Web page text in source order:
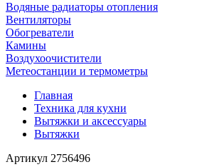
Водяные радиаторы отопления
Вентиляторы
Обогреватели
Камины
Воздухоочистители
Метеостанции и термометры
Главная
Техника для кухни
Вытяжки и аксессуары
Вытяжки
Артикул 2756496